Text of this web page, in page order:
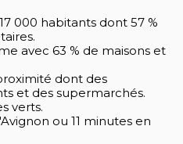
000 habitants dont 57 %
avec 63 % de maisons et
dont des
et des supermarchés.
verts.
ou 11 minutes en